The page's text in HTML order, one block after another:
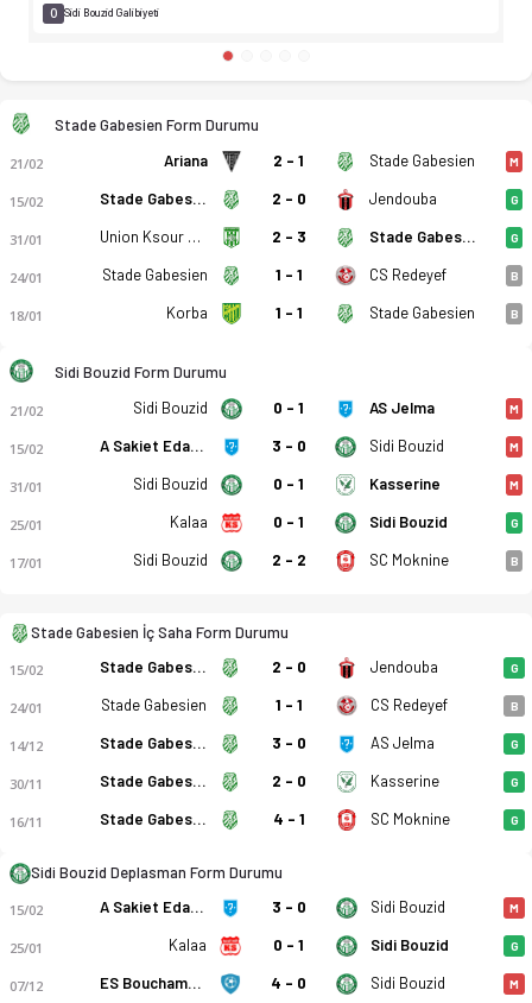
Stade Gabesien - CO Sidi Bouzid 0-1 bitti. Gol anları,
0 Sidi Bouzid Galibiyeti
Stade Gabesien Form Durumu
21/02 Ariana 2 - 1 Stade Gabesien M
15/02 Stade Gabesien 2 - 0 Jendouba G
31/01 Union Ksour Essef 2 - 3 Stade Gabesien G
24/01 Stade Gabesien 1 - 1 CS Redeyef B
18/01 Korba 1 - 1 Stade Gabesien B
Sidi Bouzid Form Durumu
21/02 Sidi Bouzid 0 - 1 AS Jelma M
15/02 A Sakiet Edayer 3 - 0 Sidi Bouzid M
31/01 Sidi Bouzid 0 - 1 Kasserine M
25/01 Kalaa 0 - 1 Sidi Bouzid G
17/01 Sidi Bouzid 2 - 2 SC Moknine B
Stade Gabesien İç Saha Form Durumu
15/02 Stade Gabesien 2 - 0 Jendouba G
24/01 Stade Gabesien 1 - 1 CS Redeyef B
14/12 Stade Gabesien 3 - 0 AS Jelma G
30/11 Stade Gabesien 2 - 0 Kasserine G
16/11 Stade Gabesien 4 - 1 SC Moknine G
Sidi Bouzid Deplasman Form Durumu
15/02 A Sakiet Edayer 3 - 0 Sidi Bouzid M
25/01 Kalaa 0 - 1 Sidi Bouzid G
07/12 ES Bouchamma 4 - 0 Sidi Bouzid M